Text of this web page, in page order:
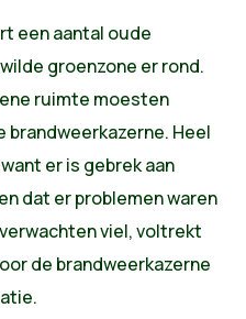
een aantal oude
groenzone er rond.
ruimte moesten
Heel
er is gebrek aan
dat er problemen waren
viel, voltrekt
de brandweerkazerne